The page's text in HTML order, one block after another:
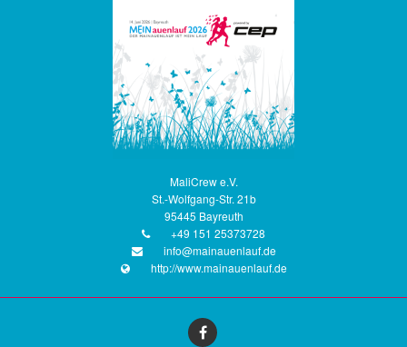
MaliCrew e.V.
St.-Wolfgang-Str. 21b
95445 Bayreuth
+49 151 25373728
info@mainauenlauf.de
http://www.mainauenlauf.de